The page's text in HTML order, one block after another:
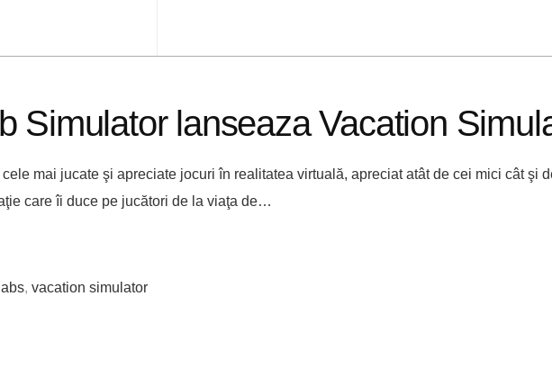
Simulator lanseaza Vacation
mai jucate şi apreciate jocuri în realitatea virtuală, apreciat atât de cei mici cât şi
care îi duce pe jucători de la viaţa de…
, vacation simulator